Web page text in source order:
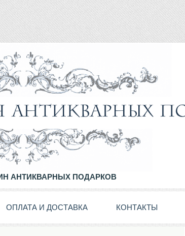
АНТИКВАРНЫХ ПОДАРКОВ
ОПЛАТА И ДОСТАВКА КОНТАКТЫ